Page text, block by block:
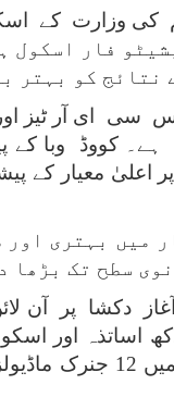
کی وزارت کے
نیشنل انیشیٹو فار
کو بہتر
کے سربراہان، ایس سی
اعلیٰ معیار کے
میں بہتری
سطح تک بڑھا
کو نشٹھا دوئم (ثانوی سطح) کا
پروگرام کا مقصد تمام ریاستوں اور مرکز کے زیر انتظام